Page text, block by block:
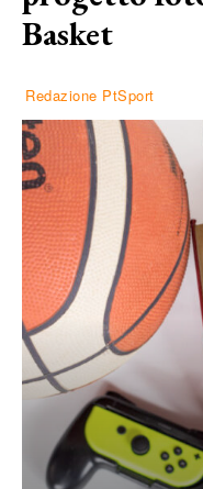
Basket
Redazione PtSport